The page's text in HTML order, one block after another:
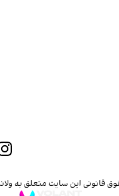
قانونی این سایت متعلق به